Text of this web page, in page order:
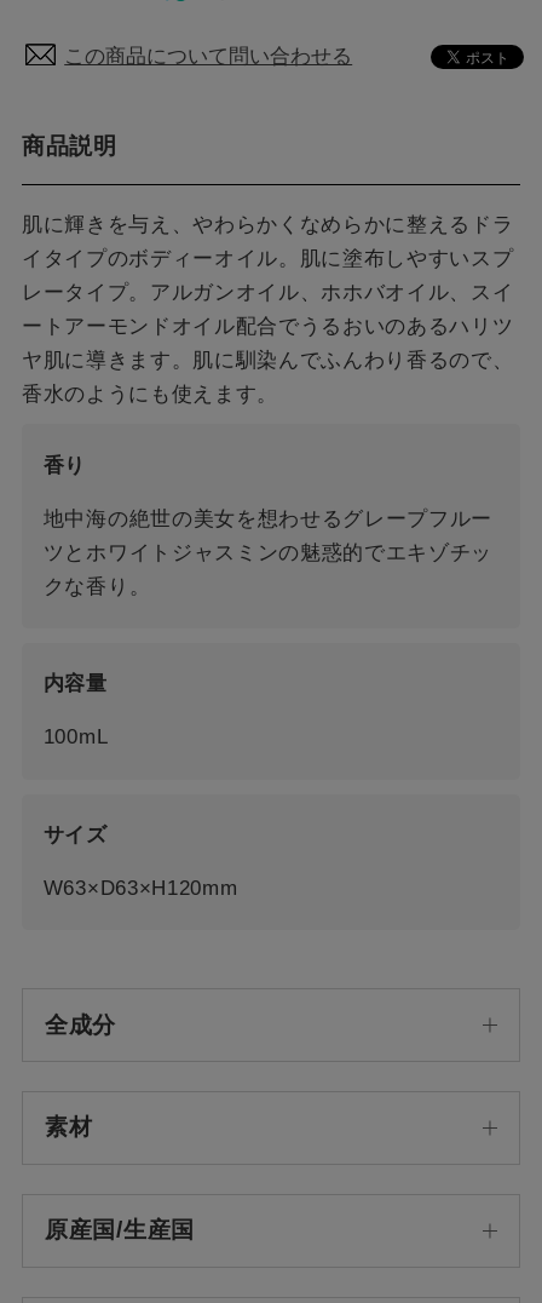
この商品について問い合わせる
商品説明
肌に輝きを与え、やわらかくなめらかに整えるドラ
イタイプのボディーオイル。肌に塗布しやすいスプ
レータイプ。アルガンオイル、ホホバオイル、スイ
ートアーモンドオイル配合でうるおいのあるハリツ
ヤ肌に導きます。肌に馴染んでふんわり香るので、
香水のようにも使えます。
香り
地中海の絶世の美女を想わせるグレープフルー
ツとホワイトジャスミンの魅惑的でエキゾチッ
クな香り。
内容量
100mL
サイズ
W63×D63×H120mm
全成分
素材
原産国/生産国